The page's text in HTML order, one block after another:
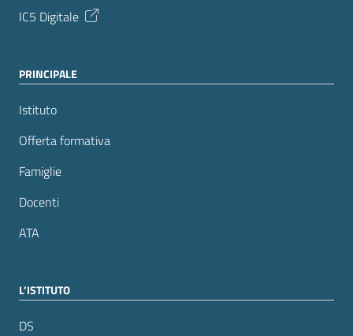
IC5 Digitale
PRINCIPALE
Istituto
Offerta formativa
Famiglie
Docenti
ATA
L’ISTITUTO
DS